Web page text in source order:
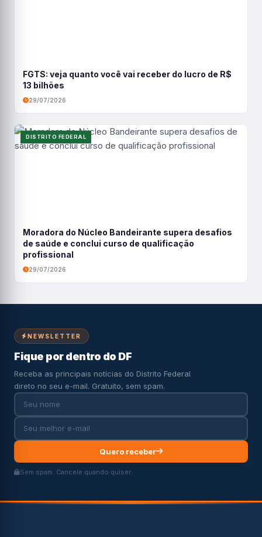
FGTS: veja quanto você vai receber do lucro de R$
13 bilhões
29/07/2026
DISTRITO FEDERAL
Moradora do Núcleo Bandeirante supera desafios
de saúde e conclui curso de qualificação
profissional
29/07/2026
NEWSLETTER
Fique por dentro do DF
Receba as principais notícias do Distrito Federal
direto no seu e-mail. Gratuito, sem spam.
Quero receber
Sem spam. Cancele quando quiser.